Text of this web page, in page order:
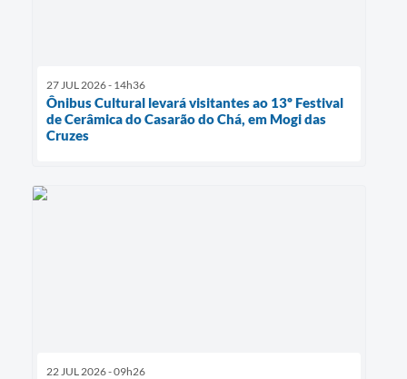
27 JUL 2026 - 14h36
Ônibus Cultural levará visitantes ao 13º Festival
de Cerâmica do Casarão do Chá, em Mogi das
Cruzes
22 JUL 2026 - 09h26